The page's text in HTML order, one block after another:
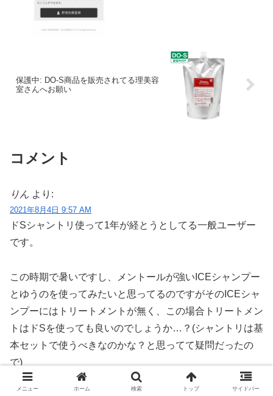
保護中: DO-S商品を販売されてる理美容
室さんへお願い
コメント
りん より:
2021年8月4日 9:57 AM
ドSシャントリ使って1年が経とうとしてる一般ユーザー
です。
この時期で暑いですし、メントールが強いICEシャンプー
とゆうのを使ってみたいと思ってるのですがそのICEシャ
ンプーにはトリートメントが無く、この場合トリートメン
トはドSを使っても良いのでしょうか…？(シャントリは基
本セットで使うべきなのかな？と思ってて疑問だったの
で)
メニュー ホーム 検索 トップ サイドバー